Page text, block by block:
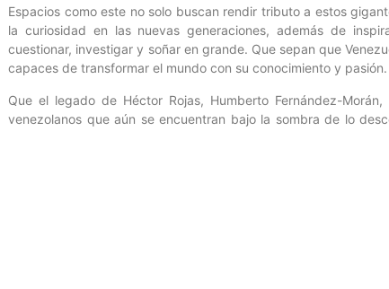
Espacios como este no solo buscan rendir tributo a estos
la curiosidad en las nuevas generaciones, además de
cuestionar, investigar y soñar en grande. Que sepan que
capaces de transformar el mundo con su conocimiento y pasión.
Que el legado de Héctor Rojas, Humberto Fernández-
venezolanos que aún se encuentran bajo la sombra de lo